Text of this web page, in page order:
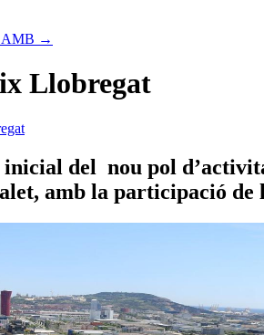
→
Llobregat
inicial del nou pol
amb la participació